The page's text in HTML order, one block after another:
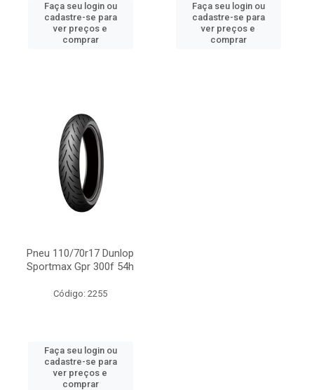
Faça seu login ou
cadastre-se para
ver preços e
comprar
Faça seu login ou
cadastre-se para
ver preços e
comprar
Pneu 110/70r17 Dunlop
Sportmax Gpr 300f 54h
Código: 2255
Faça seu login ou
cadastre-se para
ver preços e
comprar